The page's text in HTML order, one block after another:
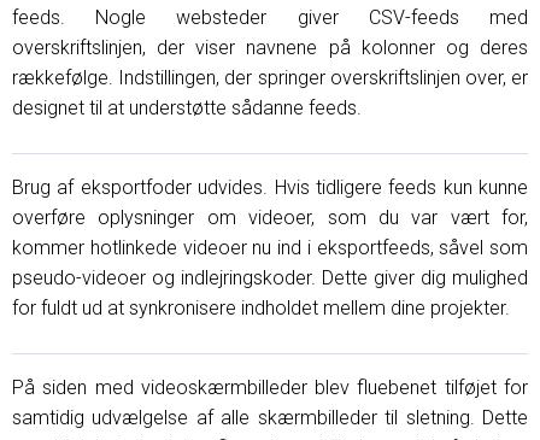
feeds. Nogle websteder giver CSV-feeds med
overskriftslinjen, der viser navnene på kolonner og deres
rækkefølge. Indstillingen, der springer overskriftslinjen over, er
designet til at understøtte sådanne feeds.
Brug af eksportfoder udvides. Hvis tidligere feeds kun kunne
overføre oplysninger om videoer, som du var vært for,
kommer hotlinkede videoer nu ind i eksportfeeds, såvel som
pseudo-videoer og indlejringskoder. Dette giver dig mulighed
for fuldt ud at synkronisere indholdet mellem dine projekter.
På siden med videoskærmbilleder blev fluebenet tilføjet for
samtidig udvælgelse af alle skærmbilleder til sletning. Dette